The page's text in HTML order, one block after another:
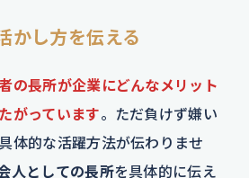
かし方を伝える
の長所が企業にどんなメリット
がっています。ただ負けず嫌い
体的な活躍方法が伝わりませ
人としての長所を具体的に伝え